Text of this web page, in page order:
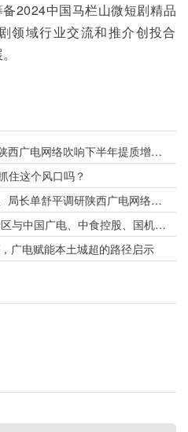
2024中国马栏山微短剧精品
领域行业交流和推介创投合
电网络吹响下半年提质增效冲锋号
住这个风口吗？
网络电视“套娃”收费和操作复杂专项治理成效巩固工作
、中食控股、国机数科签署战略合作协议
广电赋能本土城超的路径启示